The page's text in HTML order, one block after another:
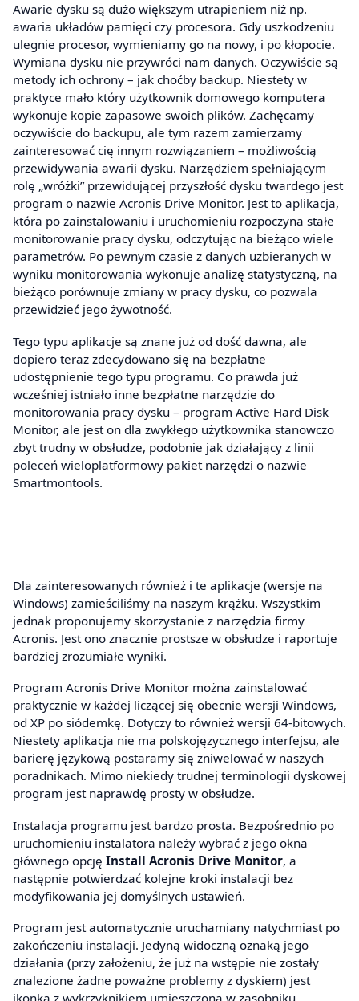
Awarie dysku są dużo większym utrapieniem niż np.
awaria układów pamięci czy procesora. Gdy uszkodzeniu
ulegnie procesor, wymieniamy go na nowy, i po kłopocie.
Wymiana dysku nie przywróci nam danych. Oczywiście są
metody ich ochrony – jak choćby backup. Niestety w
praktyce mało który użytkownik domowego komputera
wykonuje kopie zapasowe swoich plików. Zachęcamy
oczywiście do backupu, ale tym razem zamierzamy
zainteresować cię innym rozwiązaniem – możliwością
przewidywania awarii dysku. Narzędziem spełniającym
rolę „wróżki” przewidującej przyszłość dysku twardego jest
program o nazwie Acronis Drive Monitor. Jest to aplikacja,
która po zainstalowaniu i uruchomieniu rozpoczyna stałe
monitorowanie pracy dysku, odczytując na bieżąco wiele
parametrów. Po pewnym czasie z danych uzbieranych w
wyniku monitorowania wykonuje analizę statystyczną, na
bieżąco porównuje zmiany w pracy dysku, co pozwala
przewidzieć jego żywotność.
Tego typu aplikacje są znane już od dość dawna, ale
dopiero teraz zdecydowano się na bezpłatne
udostępnienie tego typu programu. Co prawda już
wcześniej istniało inne bezpłatne narzędzie do
monitorowania pracy dysku – program Active Hard Disk
Monitor, ale jest on dla zwykłego użytkownika stanowczo
zbyt trudny w obsłudze, podobnie jak działający z linii
poleceń wieloplatformowy pakiet narzędzi o nazwie
Smartmontools.
Dla zainteresowanych również i te aplikacje (wersje na
Windows) zamieściliśmy na naszym krążku. Wszystkim
jednak proponujemy skorzystanie z narzędzia firmy
Acronis. Jest ono znacznie prostsze w obsłudze i raportuje
bardziej zrozumiałe wyniki.
Program Acronis Drive Monitor można zainstalować
praktycznie w każdej liczącej się obecnie wersji Windows,
od XP po siódemkę. Dotyczy to również wersji 64-bitowych.
Niestety aplikacja nie ma polskojęzycznego interfejsu, ale
barierę językową postaramy się zniwelować w naszych
poradnikach. Mimo niekiedy trudnej terminologii dyskowej
program jest naprawdę prosty w obsłudze.
Instalacja programu jest bardzo prosta. Bezpośrednio po
uruchomieniu instalatora należy wybrać z jego okna
głównego opcję Install Acronis Drive Monitor, a
następnie potwierdzać kolejne kroki instalacji bez
modyfikowania jej domyślnych ustawień.
Program jest automatycznie uruchamiany natychmiast po
zakończeniu instalacji. Jedyną widoczną oznaką jego
działania (przy założeniu, że już na wstępie nie zostały
znalezione żadne poważne problemy z dyskiem) jest